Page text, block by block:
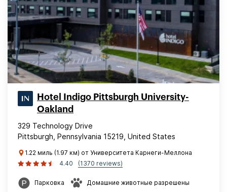
Hotel Indigo Pittsburgh University-
Oakland
329 Technology Drive
Pittsburgh, Pennsylvania 15219, United States
1.22 миль (1.97 км) от Университета Карнеги-Меллона
4.40
(1370 reviews)
Парковка Домашние животные разрешены